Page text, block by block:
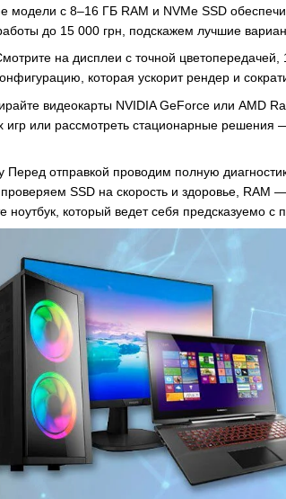
модели с 8–16 ГБ RAM и NVMe SSD
до 15 000 грн, подскажем лучшие
на дисплеи с точной
которая ускорит рендер и
видеокарты NVIDIA GeForce или AMD
игр или рассмотреть стационарные
Перед отправкой проводим полную
проверяем SSD на скорость и здоровье,
ноутбук, который ведет себя предсказуемо с